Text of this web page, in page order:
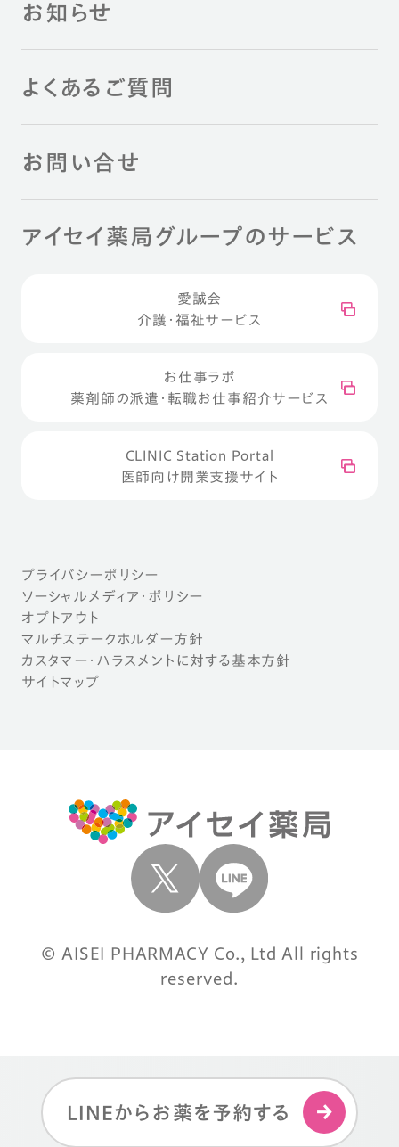
LINEからお薬を予約する
お知らせ
よくあるご質問
お問い合せ
アイセイ薬局グループのサービス
愛誠会
介護・福祉サービス
お仕事ラボ
薬剤師の派遣・転職お仕事紹介サービス
CLINIC Station Portal
医師向け開業支援サイト
プライバシーポリシー
ソーシャルメディア・ポリシー
オプトアウト
マルチステークホルダー方針
カスタマー・ハラスメントに対する基本方針
サイトマップ
© AISEI PHARMACY Co., Ltd All rights
reserved.